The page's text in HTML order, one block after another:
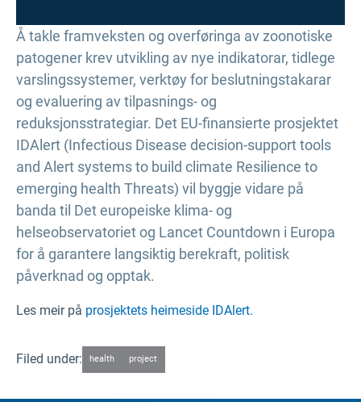
Å takle framveksten og overføringa av zoonotiske
patogener krev utvikling av nye indikatorar, tidlege
varslingssystemer, verktøy for beslutningstakarar
og evaluering av tilpasnings- og
reduksjonsstrategiar. Det EU-finansierte prosjektet
IDAlert (Infectious Disease decision-support tools
and Alert systems to build climate Resilience to
emerging health Threats) vil byggje vidare på
banda til Det europeiske klima- og
helseobservatoriet og Lancet Countdown i Europa
for å garantere langsiktig berekraft, politisk
påverknad og opptak.
Les meir på prosjektets heimeside IDAlert.
Filed under: health project